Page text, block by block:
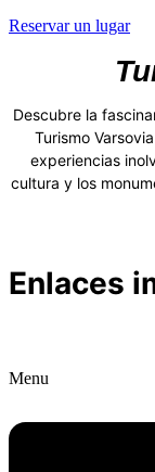
Reservar un lugar
Descubre la
Turismo
experiencias
cultura y los
Enlaces
Menu